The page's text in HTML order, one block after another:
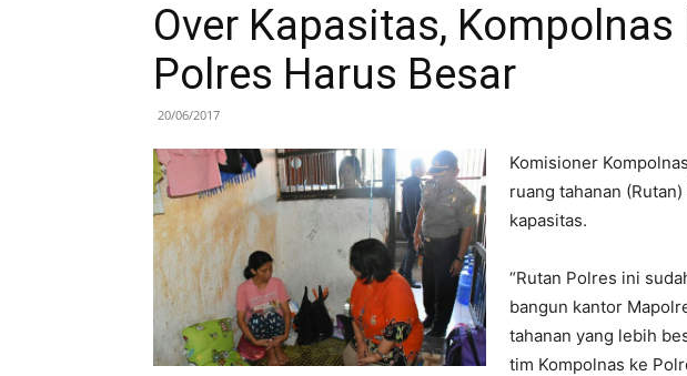
Over Kapasitas,
Polres Harus Besar
20/06/2017
Komisioner
ruang tahanan
kapasitas.
“Rutan Polres ini
bangun kantor
tahanan yang lebih
tim Kompolnas ke